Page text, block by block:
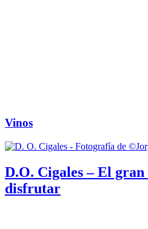
Vinos
D.O. Cigales – El gran
disfrutar